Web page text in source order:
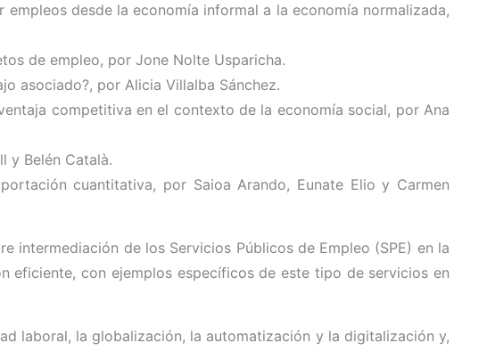
desde la economía informal a la economía normalizada,
de empleo, por Jone Nolte Usparicha.
asociado?, por Alicia Villalba Sánchez.
competitiva en el contexto de la economía social, por Ana
y Belén Català.
cuantitativa, por Saioa Arando, Eunate Elio y Carmen
intermediación de los Servicios Públicos de Empleo (SPE) en la
eficiente, con ejemplos específicos de este tipo de servicios en
laboral, la globalización, la automatización y la digitalización y,